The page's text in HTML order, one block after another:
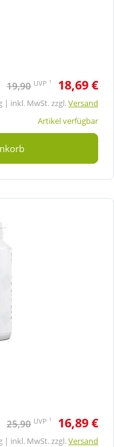
19,90 UVP 1 18,69 €
| inkl. MwSt. zzgl.Versand
Artikel verfügbar
25,90 UVP 1 16,89 €
| inkl. MwSt. zzgl.Versand